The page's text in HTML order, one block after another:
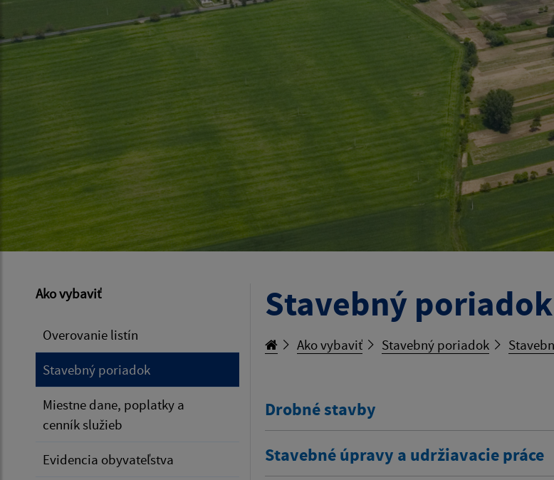
Ako vybaviť
Overovanie listín
Stavebný poriadok
Miestne dane, poplatky a
cenník služieb
Evidencia obyvateľstva
Stavebný poriadok
Ako vybaviť Stavebný poriadok
Drobné stavby
Stavebné úpravy a udržiavacie práce